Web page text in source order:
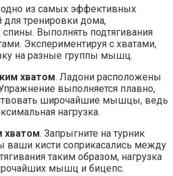
одно из самых эффективных
тренировки дома,
Выполнять подтягивания
Экспериментируя с хватами,
на разные группы мышц.
хватом. Ладони расположены
выполняется плавно,
широчайшие мышцы, ведь
нагрузка.
хватом. Запрыгните на турник
ваши кисти соприкасались между
таким образом, нагрузка
мышц и бицепс.